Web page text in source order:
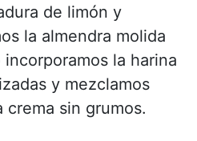
de limón y
la almendra molida
la harina
y mezclamos
crema sin grumos.